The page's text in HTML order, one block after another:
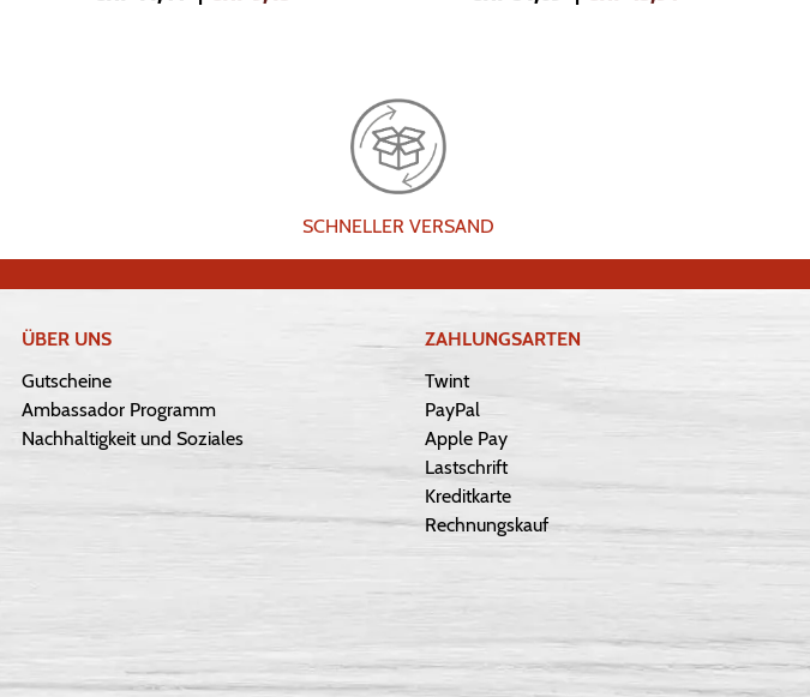
SCHNELLER VERSAND
ÜBER UNS
Gutscheine
Ambassador Programm
Nachhaltigkeit und Soziales
ZAHLUNGSARTEN
Twint
PayPal
Apple Pay
Lastschrift
Kreditkarte
Rechnungskauf